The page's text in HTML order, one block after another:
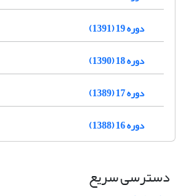
دوره 19 (1391)
دوره 18 (1390)
دوره 17 (1389)
دوره 16 (1388)
دسترسی سریع